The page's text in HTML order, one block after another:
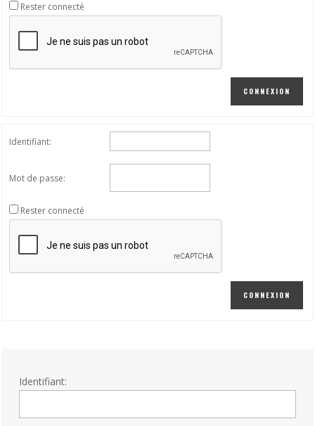
Rester connecté
CONNEXION
Identifiant:
Mot de passe:
Rester connecté
CONNEXION
Identifiant: